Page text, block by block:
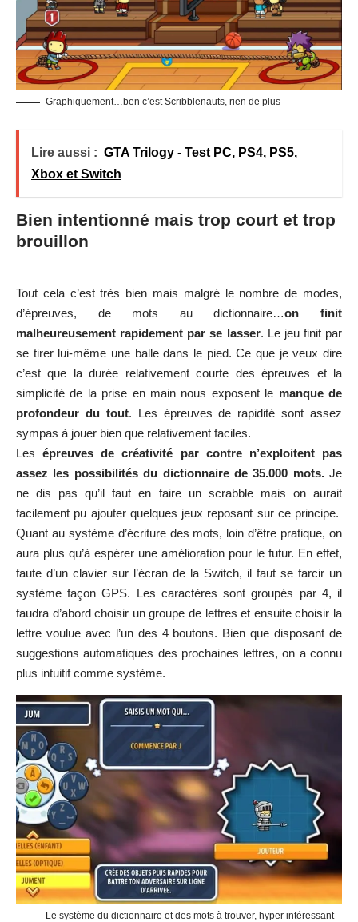
Graphiquement…ben c’est Scribblenauts, rien de plus
Lire aussi : GTA Trilogy - Test PC, PS4, PS5,
Xbox et Switch
Bien intentionné mais trop court et trop
brouillon
Tout cela c’est très bien mais malgré le nombre de modes,
d’épreuves, de mots au dictionnaire…on finit
malheureusement rapidement par se lasser. Le jeu finit par
se tirer lui-même une balle dans le pied. Ce que je veux dire
c’est que la durée relativement courte des épreuves et la
simplicité de la prise en main nous exposent le manque de
profondeur du tout. Les épreuves de rapidité sont assez
sympas à jouer bien que relativement faciles.
Lesépreuves de créativité par contre n’exploitent pas
assez les possibilités du dictionnaire de 35.000 mots.Je
ne dis pas qu’il faut en faire un scrabble mais on aurait
facilement pu ajouter quelques jeux reposant sur ce principe.
Quant au système d’écriture des mots, loin d’être pratique, on
aura plus qu’à espérer une amélioration pour le futur. En effet,
faute d’un clavier sur l’écran de la Switch, il faut se farcir un
système façon GPS. Les caractères sont groupés par 4, il
faudra d’abord choisir un groupe de lettres et ensuite choisir la
lettre voulue avec l’un des 4 boutons. Bien que disposant de
suggestions automatiques des prochaines lettres, on a connu
plus intuitif comme système.
Le système du dictionnaire et des mots à trouver, hyper intéressant